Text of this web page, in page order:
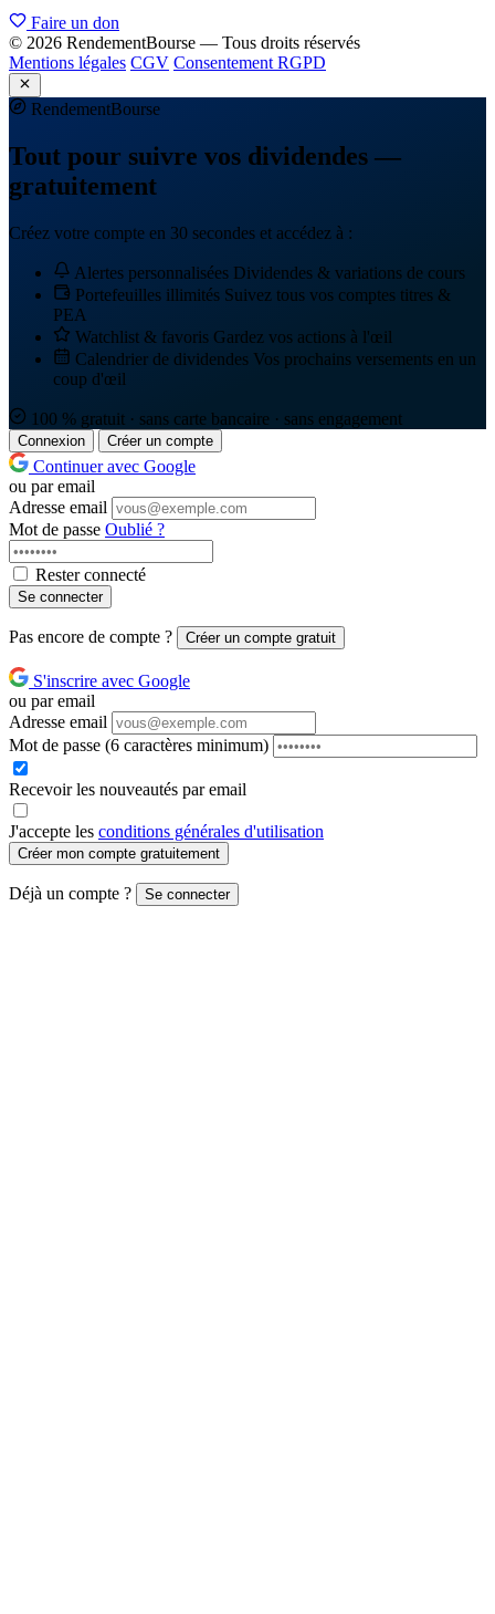
Faire un don
© 2026 RendementBourse — Tous droits réservés
Mentions légales CGV Consentement RGPD
RendementBourse
Tout pour suivre vos dividendes —
gratuitement
Créez votre compte en 30 secondes et accédez à :
Alertes personnalisées Dividendes & variations de cours
Portefeuilles illimités Suivez tous vos comptes titres &
PEA
Watchlist & favoris Gardez vos actions à l'œil
Calendrier de dividendes Vos prochains versements en un
coup d'œil
100 % gratuit · sans carte bancaire · sans engagement
Connexion Créer un compte
Continuer avec Google
ou par email
Adresse email
Mot de passe Oublié ?
Rester connecté
Se connecter
Pas encore de compte ? Créer un compte gratuit
S'inscrire avec Google
ou par email
Adresse email
Mot de passe (6 caractères minimum)
Recevoir les nouveautés par email
J'accepte les conditions générales d'utilisation
Créer mon compte gratuitement
Déjà un compte ? Se connecter